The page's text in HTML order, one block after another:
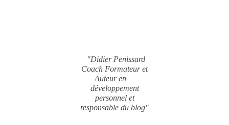
"Didier Penissard
Coach Formateur et
Auteur en
développement
personnel et
responsable du blog"